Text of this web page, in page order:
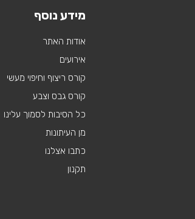
מידע נוסף
אודות האתר
אירועים
קורס ריצוף וחיפוי מעשי
קורס גבס וצבע
כל הסיבות לסמוך עלינו
מן העיתונות
כתבו אצלנו
תקנון